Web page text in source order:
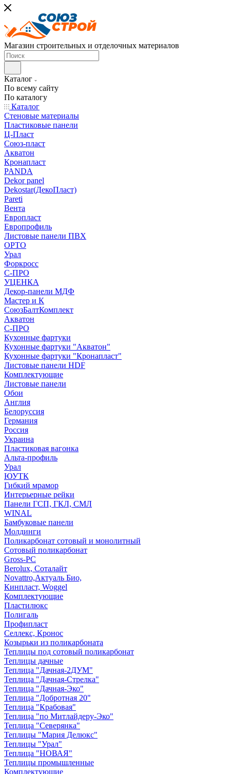
Магазин строительных и отделочных материалов
Каталог
По всему сайту
По каталогу
Каталог
Стеновые материалы
Пластиковые панели
Ц-Пласт
Союз-пласт
Акватон
Кронапласт
PANDA
Dekor panel
Dekostar(ДекоПласт)
Pareti
Вента
Европласт
Европрофиль
Листовые панели ПВХ
ОРТО
Урал
Форкросс
С-ПРО
УЦЕНКА
Декор-панели МДФ
Мастер и К
СоюзБалтКомплект
Акватон
С-ПРО
Кухонные фартуки
Кухонные фартуки "Акватон"
Кухонные фартуки "Кронапласт"
Листовые панели HDF
Комплектующие
Листовые панели
Обои
Англия
Белоруссия
Германия
Россия
Украина
Пластиковая вагонка
Альта-профиль
Урал
ЮУТК
Гибкий мрамор
Интерьерные рейки
Панели ГСП, ГКЛ, СМЛ
WINAL
Бамбуковые панели
Молдинги
Поликарбонат сотовый и монолитный
Сотовый поликарбонат
Gross-PC
Berolux, Соталайт
Novattro,Актуаль Био,
Кинпласт, Woggel
Комплектующие
Пластилюкс
Полигаль
Профипласт
Селлекс, Кронос
Козырьки из поликарбоната
Теплицы под сотовый поликарбонат
Теплицы дачные
Теплица "Дачная-2ДУМ"
Теплица "Дачная-Стрелка"
Теплица "Дачная-Эко"
Теплица "Добротная 20"
Теплица "Крабовая"
Теплица "по Митлайдеру-Эко"
Теплица "Северянка"
Теплицы "Мария Делюкс"
Теплицы "Урал"
Теплица "НОВАЯ"
Теплицы промышленные
Комплектующие